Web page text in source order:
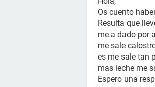
Os cuento
Resulta que
me a dado por
me sale
es me sale tan
mas leche me
Espero una